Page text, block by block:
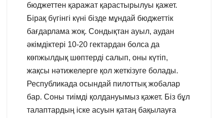
бюджеттен қаражат қарастырылуы қажет.
Бірақ бүгінгі күні бізде мұндай бюджеттік
бағдарлама жоқ. Сондықтан ауыл, аудан
әкімдіктері 10-20 гектардан болса да
көпжылдық шөптерді салып, оны күтіп,
жақсы нәтижелерге қол жеткізуге болады.
Республикада осындай пилоттық жобалар
бар. Соны тиімді қолдануымыз қажет. Біз бұл
талаптардың іске асуын қатаң бақылауға